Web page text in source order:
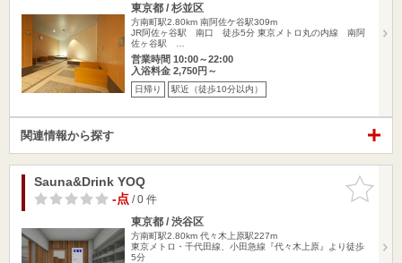
東京都 / 杉並区
方南町駅2.80km 南阿佐ケ谷駅309m
JR阿佐ヶ谷駅 南口 徒歩5分 東京メトロ丸の内線 南阿
佐ヶ谷駅 …
営業時間 10:00～22:00
入浴料金 2,750円～
日帰り 駅近（徒歩10分以内）
関連情報から探す
お気に入
りに追加
Sauna&Drink YOQ
-点/ 0 件
東京都 / 渋谷区
方南町駅2.80km 代々木上原駅227m
東京メトロ・千代田線、小田急線『代々木上原』より徒歩
5分